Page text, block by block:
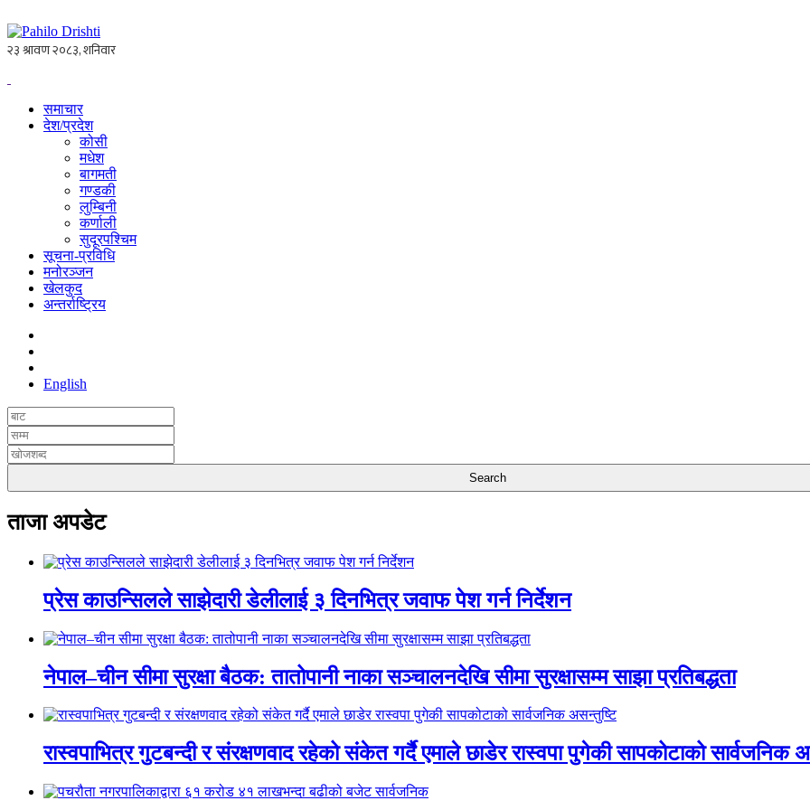
समाचार
देश/प्रदेश
कोसी
मधेश
बागमती
गण्डकी
लुम्बिनी
कर्णाली
सुदूरपश्चिम
सूचना-प्रविधि
मनोरञ्जन
खेलकुद
अन्तर्राष्ट्रिय
English
ताजा अपडेट
प्रेस काउन्सिलले साझेदारी डेलीलाई ३ दिनभित्र जवाफ पेश गर्न निर्देशन
नेपाल–चीन सीमा सुरक्षा बैठक: तातोपानी नाका सञ्चालनदेखि सीमा सुरक्षासम्म साझा प्रतिबद्धता
रास्वपाभित्र गुटबन्दी र संरक्षणवाद रहेको संकेत गर्दै एमाले छाडेर रास्वपा पुगेकी सापकोटाको सार्वजनिक